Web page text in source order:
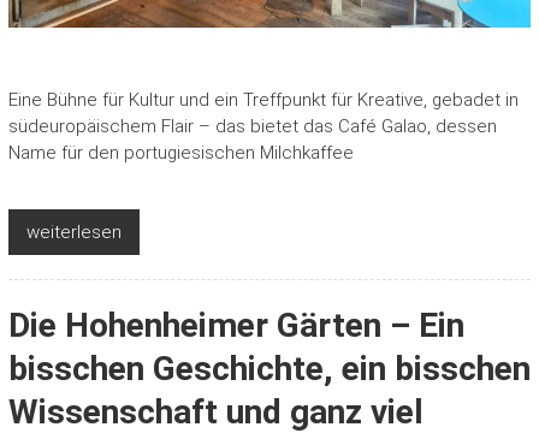
Eine Bühne für Kultur und ein Treffpunkt für Kreative, gebadet in
südeuropäischem Flair – das bietet das Café Galao, dessen
Name für den portugiesischen Milchkaffee
weiterlesen
Die Hohenheimer Gärten – Ein
bisschen Geschichte, ein bisschen
Wissenschaft und ganz viel